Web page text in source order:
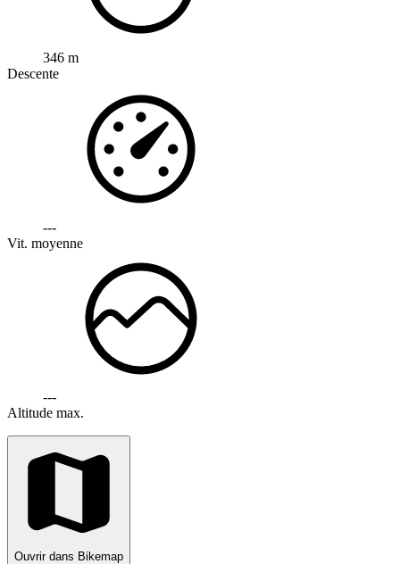
346 m
Descente
---
Vit. moyenne
---
Altitude max.
Ouvrir dans Bikemap